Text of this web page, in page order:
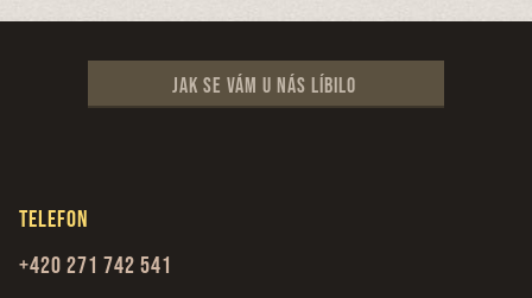
Jak se vám u nás líbilo
Telefon
+420 271 742 541